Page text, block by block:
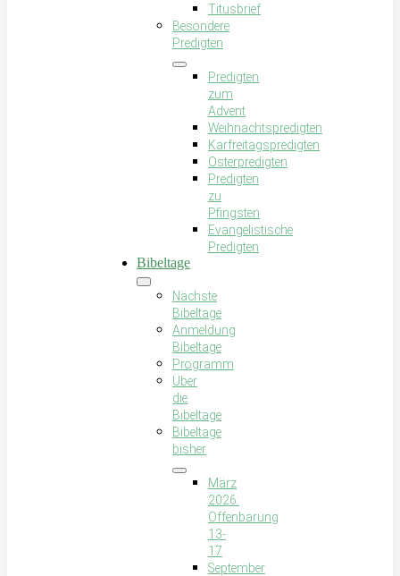
Titusbrief
Besondere
Predigten
Predigten
zum
Advent
Weihnachtspredigten
Karfreitagspredigten
Osterpredigten
Predigten
zu
Pfingsten
Evangelistische
Predigten
Bibeltage
Nächste
Bibeltage
Anmeldung
Bibeltage
Programm
Über
die
Bibeltage
Bibeltage
bisher
März
2026:
Offenbarung
13-
17
September